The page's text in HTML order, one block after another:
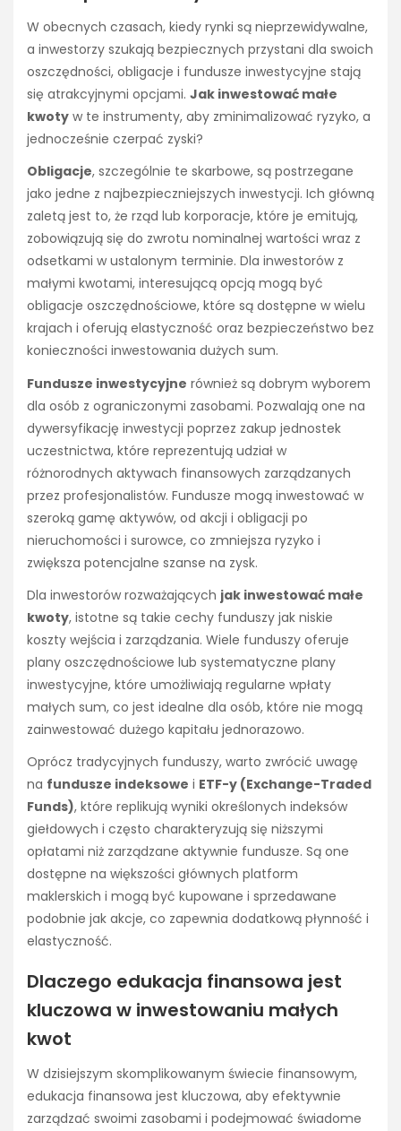
W obecnych czasach, kiedy rynki są nieprzewidywalne,
a inwestorzy szukają bezpiecznych przystani dla swoich
oszczędności, obligacje i fundusze inwestycyjne stają
się atrakcyjnymi opcjami. Jak inwestować małe
kwoty w te instrumenty, aby zminimalizować ryzyko, a
jednocześnie czerpać zyski?
Obligacje, szczególnie te skarbowe, są postrzegane
jako jedne z najbezpieczniejszych inwestycji. Ich główną
zaletą jest to, że rząd lub korporacje, które je emitują,
zobowiązują się do zwrotu nominalnej wartości wraz z
odsetkami w ustalonym terminie. Dla inwestorów z
małymi kwotami, interesującą opcją mogą być
obligacje oszczędnościowe, które są dostępne w wielu
krajach i oferują elastyczność oraz bezpieczeństwo bez
konieczności inwestowania dużych sum.
Fundusze inwestycyjne również są dobrym wyborem
dla osób z ograniczonymi zasobami. Pozwalają one na
dywersyfikację inwestycji poprzez zakup jednostek
uczestnictwa, które reprezentują udział w
różnorodnych aktywach finansowych zarządzanych
przez profesjonalistów. Fundusze mogą inwestować w
szeroką gamę aktywów, od akcji i obligacji po
nieruchomości i surowce, co zmniejsza ryzyko i
zwiększa potencjalne szanse na zysk.
Dla inwestorów rozważających jak inwestować małe
kwoty, istotne są takie cechy funduszy jak niskie
koszty wejścia i zarządzania. Wiele funduszy oferuje
plany oszczędnościowe lub systematyczne plany
inwestycyjne, które umożliwiają regularne wpłaty
małych sum, co jest idealne dla osób, które nie mogą
zainwestować dużego kapitału jednorazowo.
Oprócz tradycyjnych funduszy, warto zwrócić uwagę
na fundusze indeksowe i ETF-y (Exchange-Traded
Funds), które replikują wyniki określonych indeksów
giełdowych i często charakteryzują się niższymi
opłatami niż zarządzane aktywnie fundusze. Są one
dostępne na większości głównych platform
maklerskich i mogą być kupowane i sprzedawane
podobnie jak akcje, co zapewnia dodatkową płynność i
elastyczność.
Dlaczego edukacja finansowa jest
kluczowa w inwestowaniu małych
kwot
W dzisiejszym skomplikowanym świecie finansowym,
edukacja finansowa jest kluczowa, aby efektywnie
zarządzać swoimi zasobami i podejmować świadome